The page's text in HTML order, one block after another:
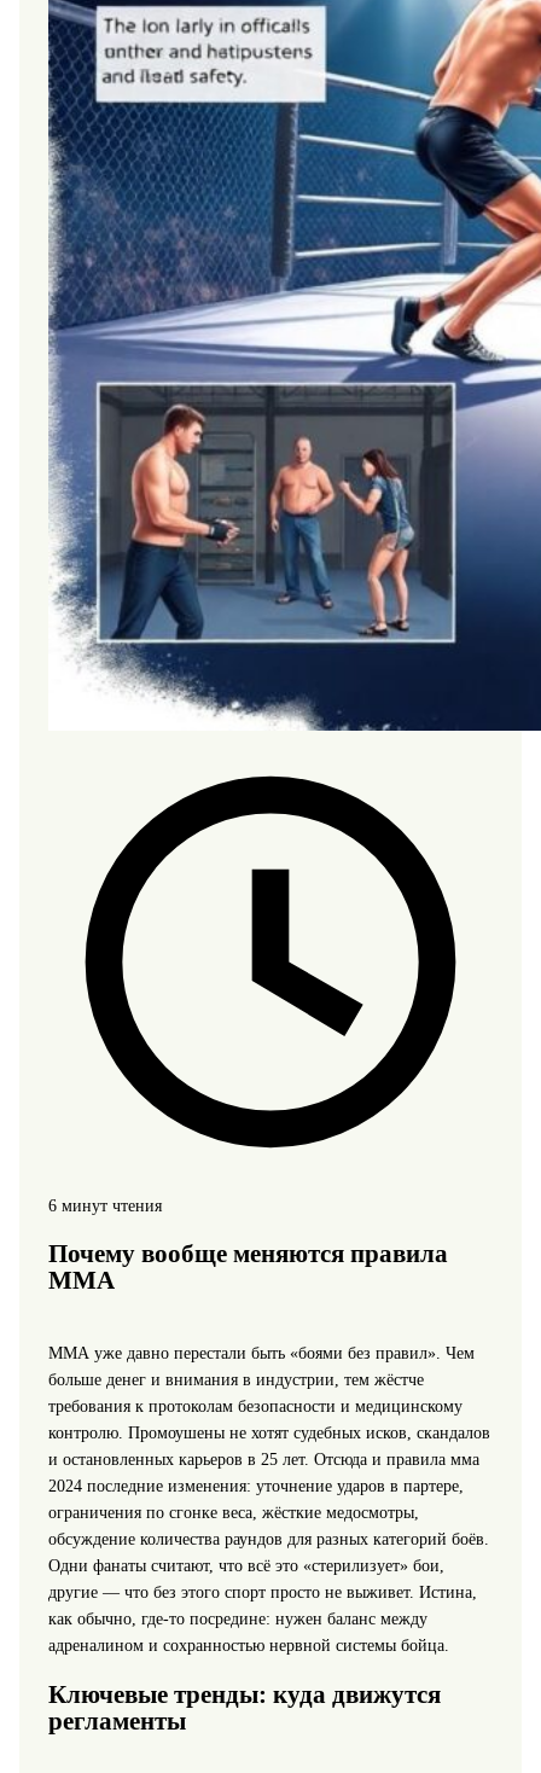
6 минут чтения
Почему вообще меняются правила
ММА
ММА уже давно перестали быть «боями без правил». Чем
больше денег и внимания в индустрии, тем жёстче
требования к протоколам безопасности и медицинскому
контролю. Промоушены не хотят судебных исков, скандалов
и остановленных карьеров в 25 лет. Отсюда и правила мма
2024 последние изменения: уточнение ударов в партере,
ограничения по сгонке веса, жёсткие медосмотры,
обсуждение количества раундов для разных категорий боёв.
Одни фанаты считают, что всё это «стерилизует» бои,
другие — что без этого спорт просто не выживет. Истина,
как обычно, где-то посредине: нужен баланс между
адреналином и сохранностью нервной системы бойца.
Ключевые тренды: куда движутся
регламенты